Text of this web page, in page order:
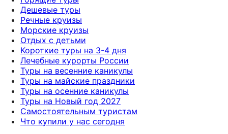
Дешевые туры
Речные круизы
Морские круизы
Отдых с детьми
Короткие туры на 3-4 дня
Лечебные курорты России
Туры на весенние каникулы
Туры на майские праздники
Туры на осенние каникулы
Туры на Новый год 2027
Самостоятельным туристам
Что купили у нас сегодня